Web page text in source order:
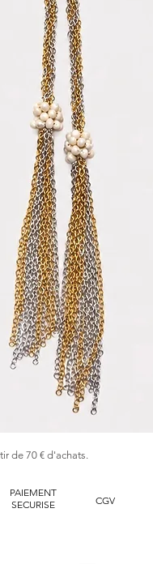
Aperçu rapide
de 70 € d'achats.
PAIEMENT
SECURISE
CGV